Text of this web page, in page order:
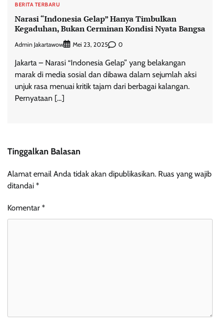
BERITA TERBARU
Narasi “Indonesia Gelap” Hanya Timbulkan
Kegaduhan, Bukan Cerminan Kondisi Nyata Bangsa
Admin Jakartawow Mei 23, 2025 0
Jakarta – Narasi “Indonesia Gelap” yang belakangan
marak di media sosial dan dibawa dalam sejumlah aksi
unjuk rasa menuai kritik tajam dari berbagai kalangan.
Pernyataan […]
Tinggalkan Balasan
Alamat email Anda tidak akan dipublikasikan. Ruas yang wajib
ditandai *
Komentar *